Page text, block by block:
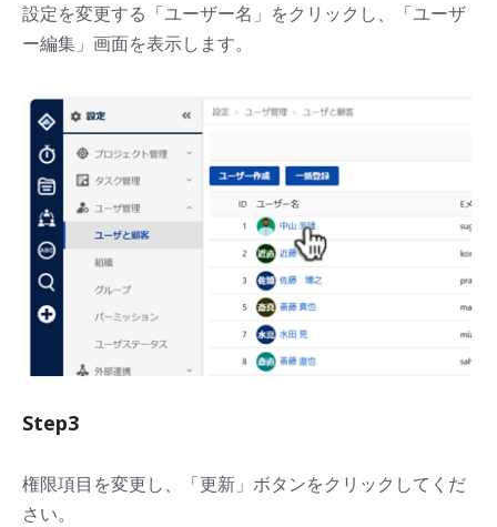
設定を変更する「ユーザー名」をクリックし、「ユーザ
ー編集」画面を表示します。
Step3
権限項目を変更し、「更新」ボタンをクリックしてくだ
さい。